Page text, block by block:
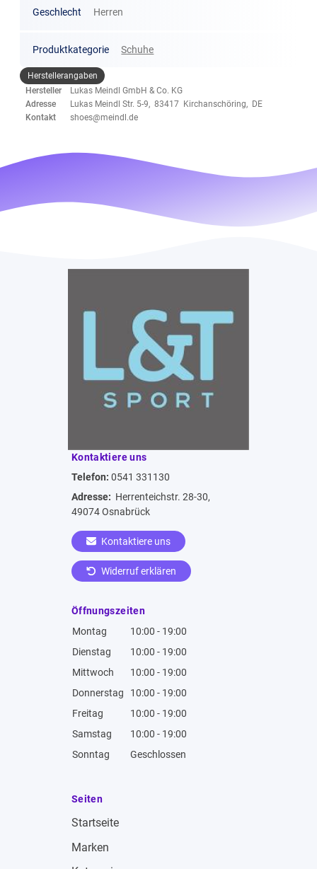
Geschlecht Herren
Produktkategorie Schuhe
Herstellerangaben
Hersteller
Lukas Meindl GmbH & Co. KG
Adresse
Lukas Meindl Str. 5-9, 83417 Kirchanschöring, DE
Kontakt
shoes@meindl.de
Kontaktiere uns
Telefon: 0541 331130
Adresse: Herrenteichstr. 28-30,
49074 Osnabrück
Kontaktiere uns
Widerruf erklären
Öffnungszeiten
Montag
10:00 - 19:00
Dienstag
10:00 - 19:00
Mittwoch
10:00 - 19:00
Donnerstag
10:00 - 19:00
Freitag
10:00 - 19:00
Samstag
10:00 - 19:00
Sonntag
Geschlossen
Seiten
Startseite
Marken